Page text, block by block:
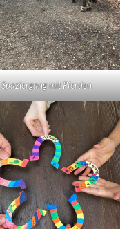
Spaziergang mit Pferden